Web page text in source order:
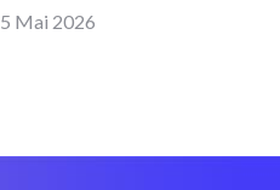
5 Mai 2026